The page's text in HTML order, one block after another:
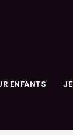
ENFANTS